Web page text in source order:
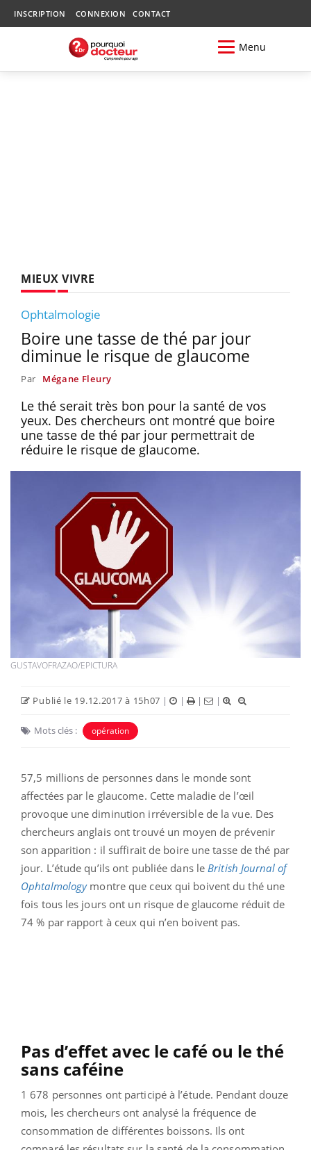
INSCRIPTION CONNEXION CONTACT
Menu
MIEUX VIVRE
Ophtalmologie
Boire une tasse de thé par jour
diminue le risque de glaucome
Par Mégane Fleury
Le thé serait très bon pour la santé de vos
yeux. Des chercheurs ont montré que boire
une tasse de thé par jour permettrait de
réduire le risque de glaucome.
GUSTAVOFRAZAO/EPICTURA
Publié le 19.12.2017 à 15h07 | | | |
Mots clés : opération
57,5 millions de personnes dans le monde sont
affectées par le glaucome. Cette maladie de l’œil
provoque une diminution irréversible de la vue. Des
chercheurs anglais ont trouvé un moyen de prévenir
son apparition : il suffirait de boire une tasse de thé par
jour. L’étude qu’ils ont publiée dans le British Journal of
Ophtalmologymontre que ceux qui boivent du thé une
fois tous les jours ont un risque de glaucome réduit de
74 % par rapport à ceux qui n’en boivent pas.
Pas d’effet avec le café ou le thé
sans caféine
1 678 personnes ont participé à l’étude. Pendant douze
mois, les chercheurs ont analysé la fréquence de
consommation de différentes boissons. Ils ont